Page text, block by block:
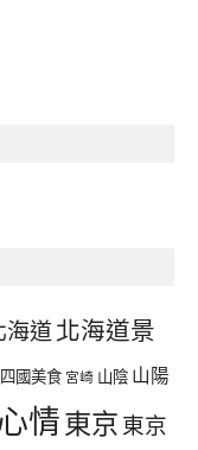
海道北海道景
四國美食 宮崎 山陰 山陽
情東京 東京